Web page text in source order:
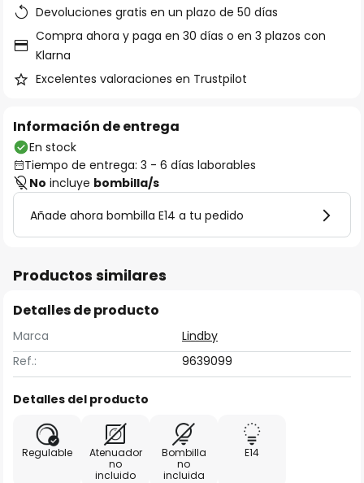
Devoluciones gratis en un plazo de 50 días
Compra ahora y paga en 30 días o en 3 plazos con
Klarna
Excelentes valoraciones en Trustpilot
Información de entrega
En stock
Tiempo de entrega: 3 - 6 días laborables
No incluye bombilla/s
Añade ahora bombilla E14 a tu pedido
Productos similares
Detalles de producto
Marca
Lindby
Ref.:
9639099
Detalles del producto
Regulable
Atenuador
no
incluido
Bombilla
no
incluida
E14